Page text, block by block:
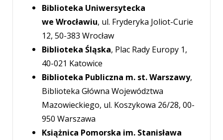
Biblioteka Uniwersytecka
we Wrocławiu, ul. Fryderyka Joliot-Curie
12, 50-383 Wrocław
Biblioteka Śląska, Plac Rady Europy 1,
40-021 Katowice
Biblioteka Publiczna m. st. Warszawy,
Biblioteka Główna Województwa
Mazowieckiego, ul. Koszykowa 26/28, 00-
950 Warszawa
Książnica Pomorska im. Stanisława